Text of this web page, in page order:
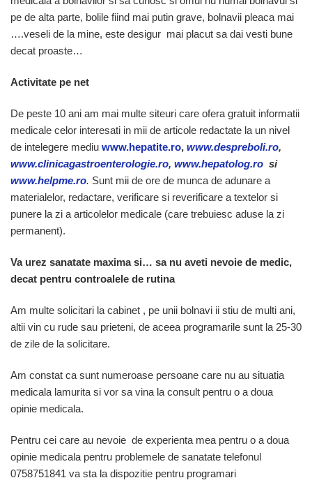
pe de alta parte, bolile fiind mai putin grave, bolnavii pleaca mai
….veseli de la mine, este desigur mai placut sa dai vesti bune
decat proaste…
Activitate pe net
De peste 10 ani am mai multe siteuri care ofera gratuit informatii
medicale celor interesati in mii de articole redactate la un nivel
de intelegere mediu www.hepatite.ro, www.despreboli.ro,
www.clinicagastroenterologie.ro, www.hepatolog.ro si
www.helpme.ro. Sunt mii de ore de munca de adunare a
materialelor, redactare, verificare si reverificare a textelor si
punere la zi a articolelor medicale (care trebuiesc aduse la zi
permanent).
Va urez sanatate maxima si… sa nu aveti nevoie de medic,
decat pentru controalele de rutina
Am multe solicitari la cabinet , pe unii bolnavi ii stiu de multi ani,
altii vin cu rude sau prieteni, de aceea programarile sunt la 25-30
de zile de la solicitare.
Am constat ca sunt numeroase persoane care nu au situatia
medicala lamurita si vor sa vina la consult pentru o a doua
opinie medicala.
Pentru cei care au nevoie de experienta mea pentru o a doua
opinie medicala pentru problemele de sanatate telefonul
0758751841 va sta la dispozitie pentru programari